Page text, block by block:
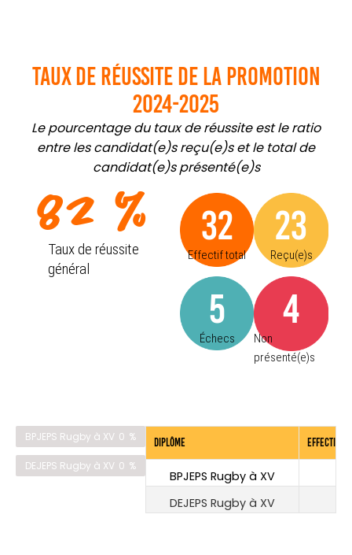
Taux de réussite de la promotion
2024-2025
Le pourcentage du taux de réussite est le ratio
entre les candidat(e)s reçu(e)s et le total de
candidat(e)s présenté(e)s
Taux de réussite
général
82 %
Effectif total
32
Reçu(e)s
23
Échecs
5
Non
présenté(e)s
4
BPJEPS Rugby à XV 0 %
DEJEPS Rugby à XV 0 %
Diplôme Effectif
BPJEPS Rugby à XV
DEJEPS Rugby à XV